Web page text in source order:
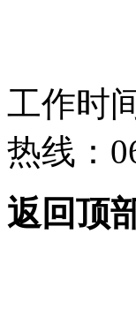
工作时
热线：
返回顶